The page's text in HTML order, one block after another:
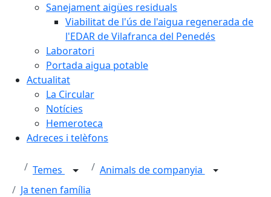
Sanejament aigües residuals
Viabilitat de l'ús de l'aigua regenerada de
l'EDAR de Vilafranca del Penedés
Laboratori
Portada aigua potable
Actualitat
La Circular
Notícies
Hemeroteca
Adreces i telèfons
Temes
Animals de companyia
Ja tenen família